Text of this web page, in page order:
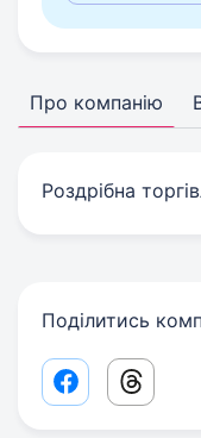
Про компанію
Роздрібна
Поділитись
Facebook